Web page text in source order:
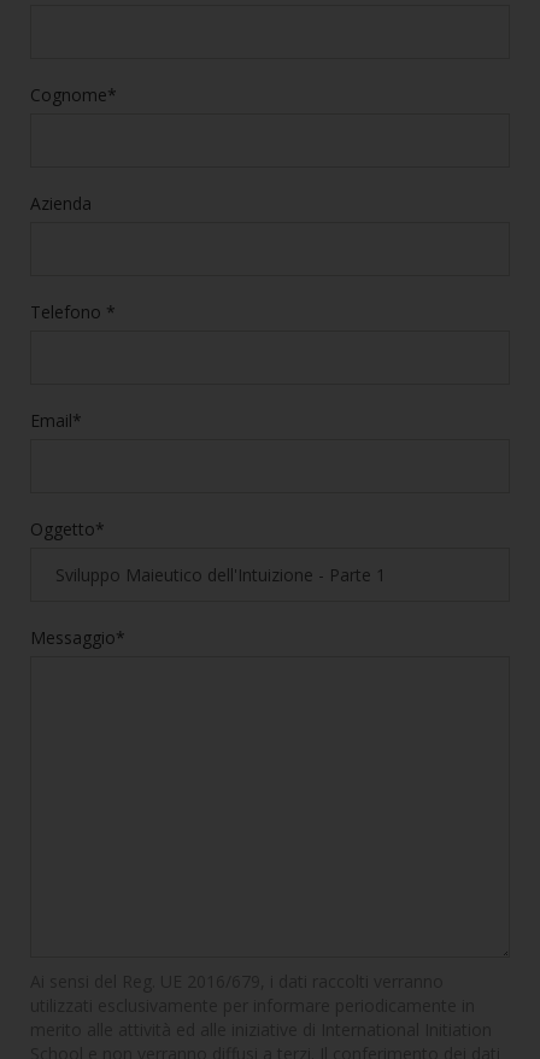
Cognome*
Azienda
Telefono *
Email*
Oggetto*
Messaggio*